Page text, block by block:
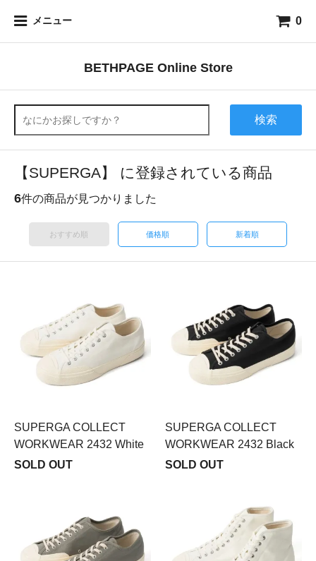
メニュー 0
BETHPAGE Online Store
検索
【SUPERGA】 に登録されている商品
6件の商品が見つかりました
おすすめ順 価格順 新着順
SUPERGA COLLECT
WORKWEAR 2432 White
SOLD OUT
SUPERGA COLLECT
WORKWEAR 2432 Black
SOLD OUT